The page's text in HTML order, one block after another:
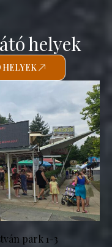
helyek
HELYEK
park 1-3